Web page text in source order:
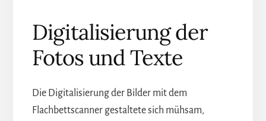
Digitalisierung der
Fotos und Texte
Die Digitalisierung der Bilder mit dem
Flachbettscanner gestaltete sich mühsam,